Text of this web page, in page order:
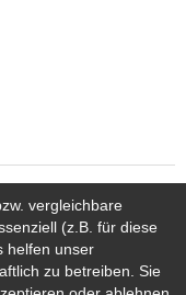
vergleichbare
(z.B. für diese
helfen unser
zu betreiben. Sie